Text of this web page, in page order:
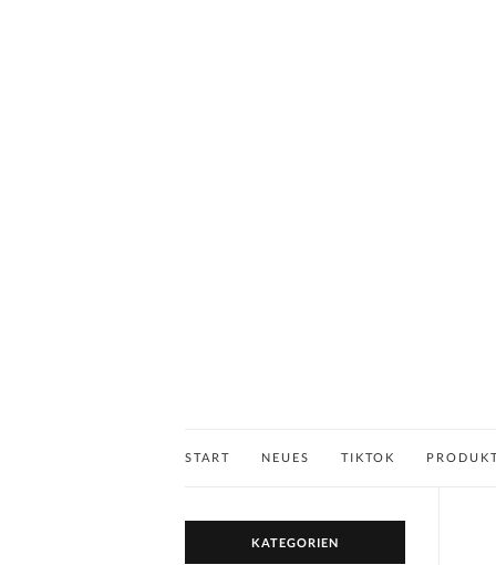
START NEUES TIKTOK
KATEGORIEN